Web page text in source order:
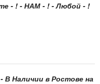
- ! - НАМ - ! - Любой - !
- В Наличии в Ростове на